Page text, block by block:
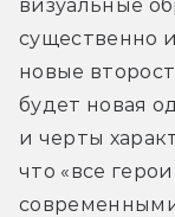
визуальные
существенно
новые
будет новая
и черты
что «все